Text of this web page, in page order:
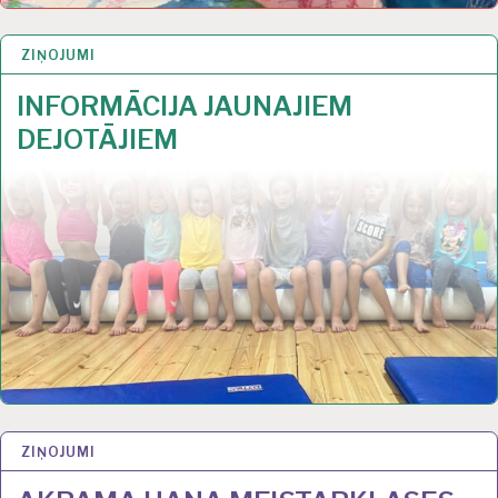
ZIŅOJUMI
INFORMĀCIJA JAUNAJIEM
DEJOTĀJIEM
29 AUG 2024
ZIŅOJUMI
8 APR 2024